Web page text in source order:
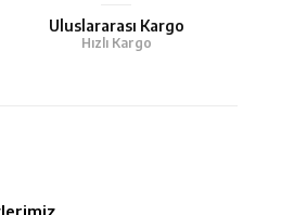
Uluslararası Kargo
Hızlı Kargo